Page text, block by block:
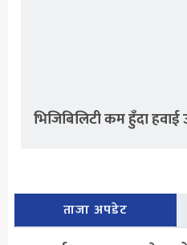
भिजिबिलिटी कम हुँदा हवाई
ताजा अपडेट